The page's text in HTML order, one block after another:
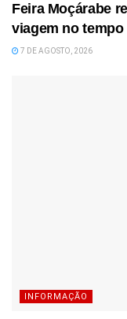
Feira Moçárabe
viagem no tempo
7 DE AGOSTO, 2026
INFORMAÇÃO